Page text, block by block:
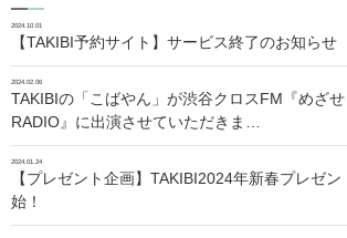
2024.10.01
【TAKIBI予約サイト】サービス終了のお知らせ
2024.02.06
TAKIBIの「こばやん」が渋谷クロスFM『めざ
RADIO』に出演させていただきま…
2024.01.24
【プレゼント企画】TAKIBI2024年新春プレゼ
始！